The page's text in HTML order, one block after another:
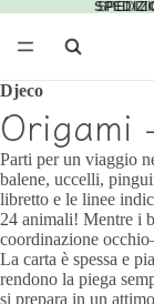
Djeco
Origami
Parti per un viaggio
balene, uccelli,
libretto e le linee
24 animali! Mentre i
coordinazione
La carta è spessa e
rendono la piega
si prepara in un